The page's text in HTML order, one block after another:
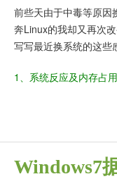
前些天由于中毒等原
奔Linux的我却又再次
写写最近换系统的这些
1、系统反应及内存占
Windows7